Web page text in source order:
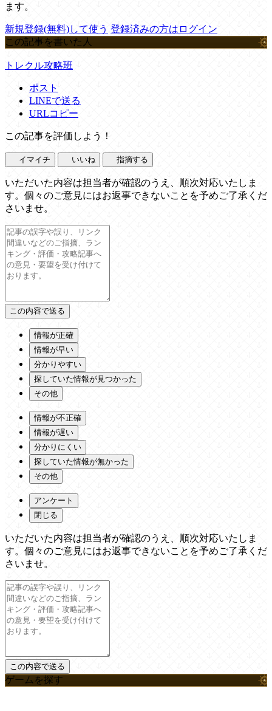
ます。
新規登録(無料)して使う 登録済みの方はログイン
この記事を書いた人
トレクル攻略班
ポスト
LINEで送る
URLコピー
この記事を評価しよう！
イマイチ いいね 指摘する
いただいた内容は担当者が確認のうえ、順次対応いたしま
す。個々のご意見にはお返事できないことを予めご了承くだ
さいませ。
情報が正確
情報が早い
分かりやすい
探していた情報が見つかった
その他
情報が不正確
情報が遅い
分かりにくい
探していた情報が無かった
その他
アンケート
閉じる
いただいた内容は担当者が確認のうえ、順次対応いたしま
す。個々のご意見にはお返事できないことを予めご了承くだ
さいませ。
ゲームを探す